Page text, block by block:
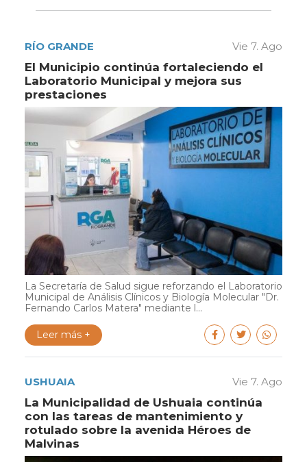
RÍO GRANDE Vie 7. Ago
El Municipio continúa fortaleciendo el
Laboratorio Municipal y mejora sus
prestaciones
La Secretaría de Salud sigue reforzando el Laboratorio
Municipal de Análisis Clínicos y Biología Molecular "Dr.
Fernando Carlos Matera" mediante l...
Leer más +
USHUAIA Vie 7. Ago
La Municipalidad de Ushuaia continúa
con las tareas de mantenimiento y
rotulado sobre la avenida Héroes de
Malvinas